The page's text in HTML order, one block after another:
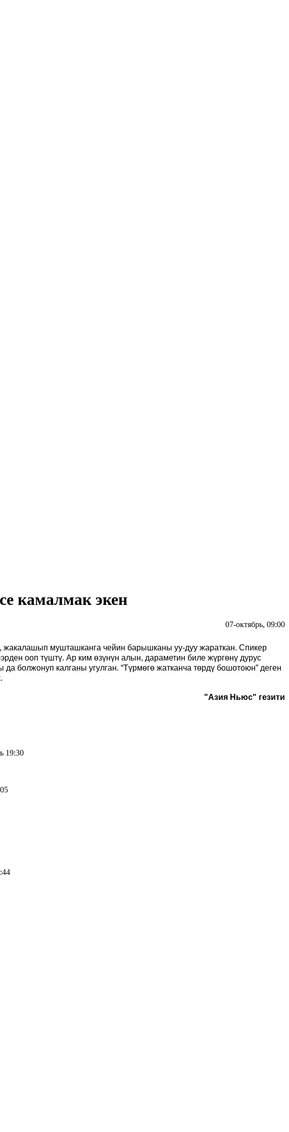
камалмак экен
07-октябрь, 09:00
мушташканга чейин барышканы уу-дуу жараткан. Спикер
ооп түштү. Ар ким өзүнүн алын, дараметин биле жүргөнү дурус
болжонуп калганы угулган. “Түрмөгө жатканча төрдү бошотоюн” деген
"Азия Ньюс" гезити
19:30